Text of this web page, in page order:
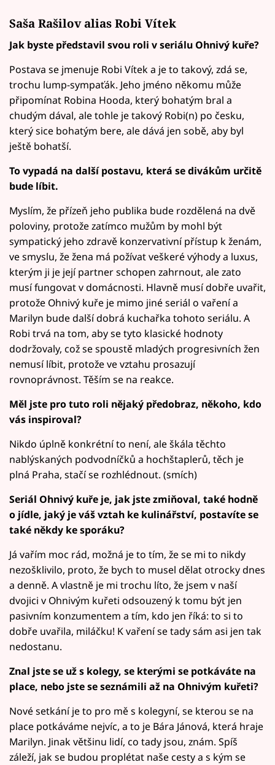
Saša Rašilov alias Robi Vítek
Jak byste představil svou roli v seriálu Ohnivý kuře?
Postava se jmenuje Robi Vítek a je to takový, zdá se,
trochu lump-sympaťák. Jeho jméno někomu může
připomínat Robina Hooda, který bohatým bral a
chudým dával, ale tohle je takový Robi(n) po česku,
který sice bohatým bere, ale dává jen sobě, aby byl
ještě bohatší.
To vypadá na další postavu, která se divákům určitě
bude líbit.
Myslím, že přízeň jeho publika bude rozdělená na dvě
poloviny, protože zatímco mužům by mohl být
sympatický jeho zdravě konzervativní přístup k ženám,
ve smyslu, že žena má požívat veškeré výhody a luxus,
kterým ji je její partner schopen zahrnout, ale zato
musí fungovat v domácnosti. Hlavně musí dobře uvařit,
protože Ohnivý kuře je mimo jiné seriál o vaření a
Marilyn bude další dobrá kuchařka tohoto seriálu. A
Robi trvá na tom, aby se tyto klasické hodnoty
dodržovaly, což se spoustě mladých progresivních žen
nemusí líbit, protože ve vztahu prosazují
rovnoprávnost. Těším se na reakce.
Měl jste pro tuto roli nějaký předobraz, někoho, kdo
vás inspiroval?
Nikdo úplně konkrétní to není, ale škála těchto
nablýskaných podvodníčků a hochštaplerů, těch je
plná Praha, stačí se rozhlédnout. (smích)
Seriál Ohnivý kuře je, jak jste zmiňoval, také hodně
o jídle, jaký je váš vztah ke kulinářství, postavíte se
také někdy ke sporáku?
Já vařím moc rád, možná je to tím, že se mi to nikdy
nezošklivilo, proto, že bych to musel dělat otrocky dnes
a denně. A vlastně je mi trochu líto, že jsem v naší
dvojici v Ohnivým kuřeti odsouzený k tomu být jen
pasivním konzumentem a tím, kdo jen říká: to si to
dobře uvařila, miláčku! K vaření se tady sám asi jen tak
nedostanu.
Znal jste se už s kolegy, se kterými se potkáváte na
place, nebo jste se seznámili až na Ohnivým kuřeti?
Nové setkání je to pro mě s kolegyní, se kterou se na
place potkáváme nejvíc, a to je Bára Jánová, která hraje
Marilyn. Jinak většinu lidí, co tady jsou, znám. Spíš
záleží, jak se budou proplétat naše cesty a s kým se